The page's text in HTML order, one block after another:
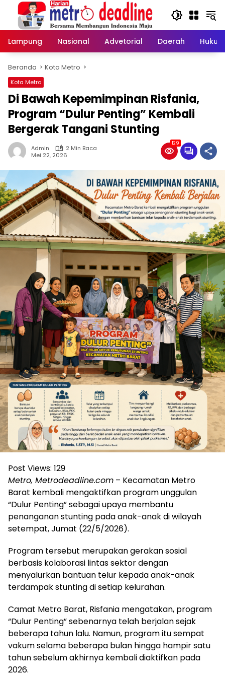
Langsung
konten
Lampung
Nasional Advetorial Daerah Hukum
Beranda Kota Metro
Kota Metro
Di Bawah Kepemimpinan Risfania,
Program “Dulur Penting” Kembali
Bergerak Tangani Stunting
Admin
2 Min Baca
Mei 22, 2026
129
Post Views: 129
Metro, Metrodeadline.com – Kecamatan Metro
Barat kembali mengaktifkan program unggulan
“Dulur Penting” sebagai upaya membantu
penanganan stunting pada anak-anak di wilayah
setempat, Jumat (22/5/2026).
Program tersebut merupakan gerakan sosial
berbasis kolaborasi lintas sektor dengan
menyalurkan bantuan telur kepada anak-anak
terdampak stunting di setiap kelurahan.
Camat Metro Barat, Risfania mengatakan, program
“Dulur Penting” sebenarnya telah berjalan sejak
beberapa tahun lalu. Namun, program itu sempat
vakum selama beberapa bulan hingga hampir satu
tahun sebelum akhirnya kembali diaktifkan pada
2026.